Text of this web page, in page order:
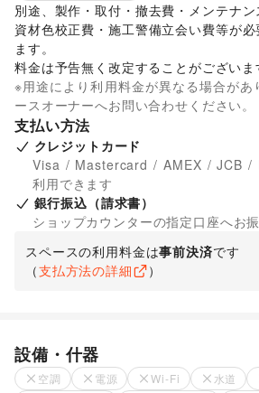
別途、製作・取付・撤去費・メンテナン
資材色校正費・施工警備立会い費等が
ます。
料金は予告無く改定することがございま
※用途により利用料金が異なる場合が
ースオーナーへお問い合わせください。
支払い方法
クレジットカード
Visa / Mastercard / AMEX / JCB /
利用できます
銀行振込（請求書）
ショップカウンターの指定口座へお
スペースの利用料金は事前決済です
（支払方法の詳細 ）
設備・什器
空調 電源 Wi-Fi 水道